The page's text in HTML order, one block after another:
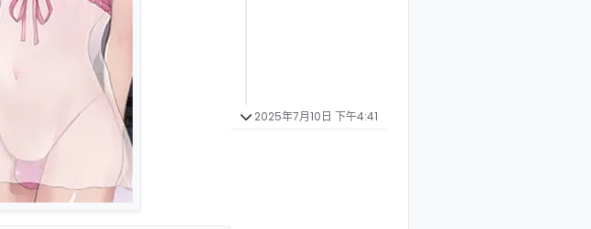
2025年7月10日 下午4:41